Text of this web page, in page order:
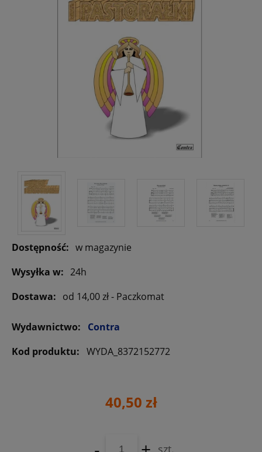
Dostępność: w magazynie
Wysyłka w: 24h
Dostawa: od 14,00 zł- Paczkomat
Wydawnictwo:
Contra
Kod produktu: WYDA_8372152772
40,50 zł
szt.